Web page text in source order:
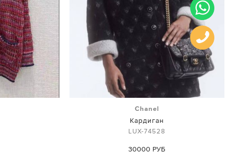
Chanel
Кардиган
LUX-74528
30000 РУБ